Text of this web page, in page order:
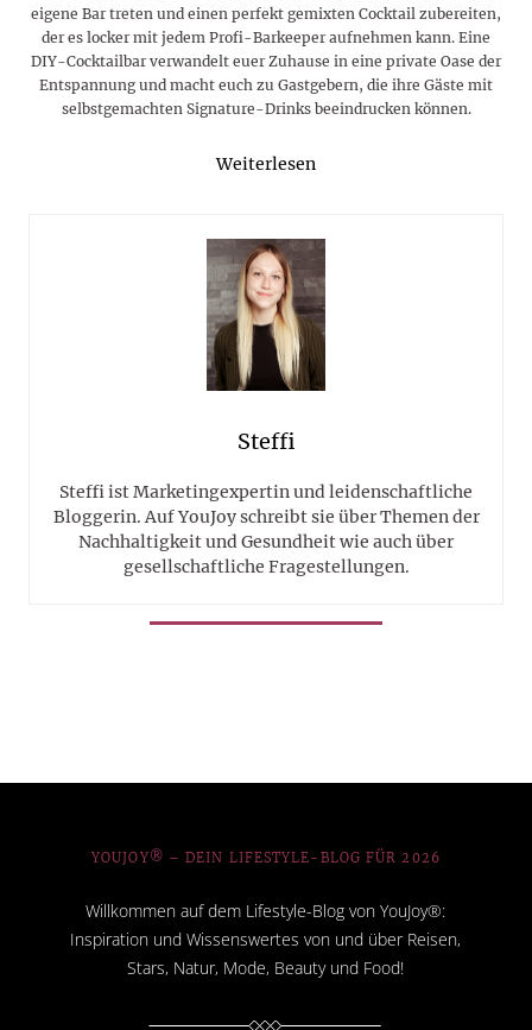
eigene Bar treten und einen perfekt gemixten Cocktail zubereiten,
der es locker mit jedem Profi-Barkeeper aufnehmen kann. Eine
DIY-Cocktailbar verwandelt euer Zuhause in eine private Oase der
Entspannung und macht euch zu Gastgebern, die ihre Gäste mit
selbstgemachten Signature-Drinks beeindrucken können.
Weiterlesen
Steffi
Steffi ist Marketingexpertin und leidenschaftliche
Bloggerin. Auf YouJoy schreibt sie über Themen der
Nachhaltigkeit und Gesundheit wie auch über
gesellschaftliche Fragestellungen.
YOUJOY® – DEIN LIFESTYLE-BLOG FÜR 2026
Willkommen auf dem Lifestyle-Blog von YouJoy®:
Inspiration und Wissenswertes von und über Reisen,
Stars, Natur, Mode, Beauty und Food!